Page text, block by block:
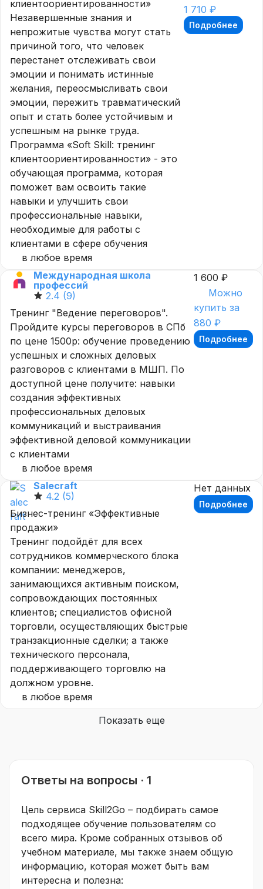
клиентоориентированности»
Незавершенные знания и
непрожитые чувства могут стать
причиной того, что человек
перестанет отслеживать свои
эмоции и понимать истинные
желания, переосмысливать свои
эмоции, пережить травматический
опыт и стать более устойчивым и
успешным на рынке труда.
Программа «Soft Skill: тренинг
клиентоориентированности» - это
обучающая программа, которая
поможет вам освоить такие
навыки и улучшить свои
профессиональные навыки,
необходимые для работы с
клиентами в сфере обучения
в любое время
1 710 ₽
Подробнее
Международная школа
профессий
2.4 (9)
Тренинг "Ведение переговоров".
Пройдите курсы переговоров в СПб
по цене 1500р: обучение проведению
успешных и сложных деловых
разговоров с клиентами в МШП. По
доступной цене получите: навыки
создания эффективных
профессиональных деловых
коммуникаций и выстраивания
эффективной деловой коммуникации
с клиентами
в любое время
1 600 ₽
Можно
купить за
880 ₽
Подробнее
Salecraft
4.2 (5)
Бизнес-тренинг «Эффективные
продажи»
Тренинг подойдёт для всех
сотрудников коммерческого блока
компании: менеджеров,
занимающихся активным поиском,
сопровождающих постоянных
клиентов; специалистов офисной
торговли, осуществляющих быстрые
транзакционные сделки; а также
технического персонала,
поддерживающего торговлю на
должном уровне.
в любое время
Нет данных
Подробнее
Показать еще
Ответы на вопросы · 1
Цель сервиса Skill2Go – подбирать самое
подходящее обучение пользователям со
всего мира. Кроме собранных отзывов об
учебном материале, мы также знаем общую
информацию, которая может быть вам
интересна и полезна: